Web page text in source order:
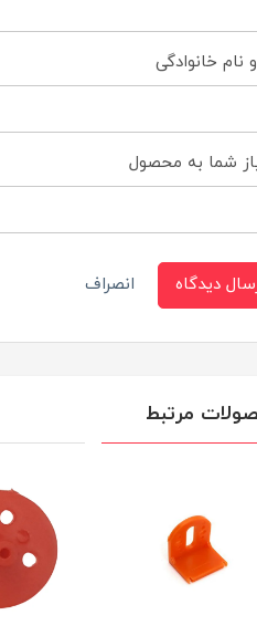
نام خانوادگی
شما به محصول
دیدگاه انصراف
مرتبط